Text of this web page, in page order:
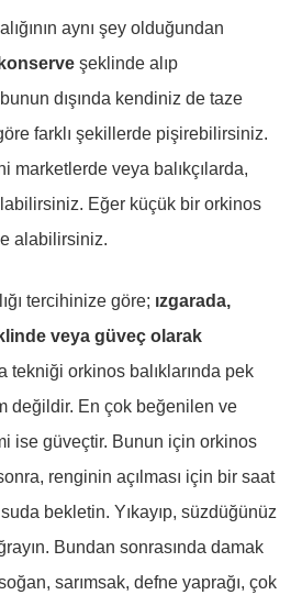
aynı şey olduğundan
konserve şeklinde alıp
dışında kendiniz de taze
farklı şekillerde pişirebilirsiniz.
marketlerde veya balıkçılarda,
Eğer küçük bir orkinos
alabilirsiniz.
tercihinize göre; ızgarada,
veya güveç olarak
tekniği orkinos balıklarında pek
değildir. En çok beğenilen ve
ise güveçtir. Bunun için orkinos
renginin açılması için bir saat
bekletin. Yıkayıp, süzdüğünüz
Bundan sonrasında damak
sarımsak, defne yaprağı, çok